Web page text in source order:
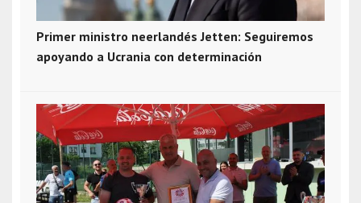
Primer ministro neerlandés Jetten: Seguiremos
apoyando a Ucrania con determinación